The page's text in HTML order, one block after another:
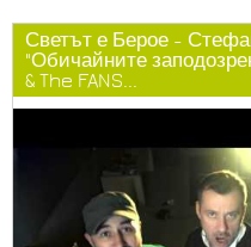
Светът е Берое -
"Обичайните
& The FANS...